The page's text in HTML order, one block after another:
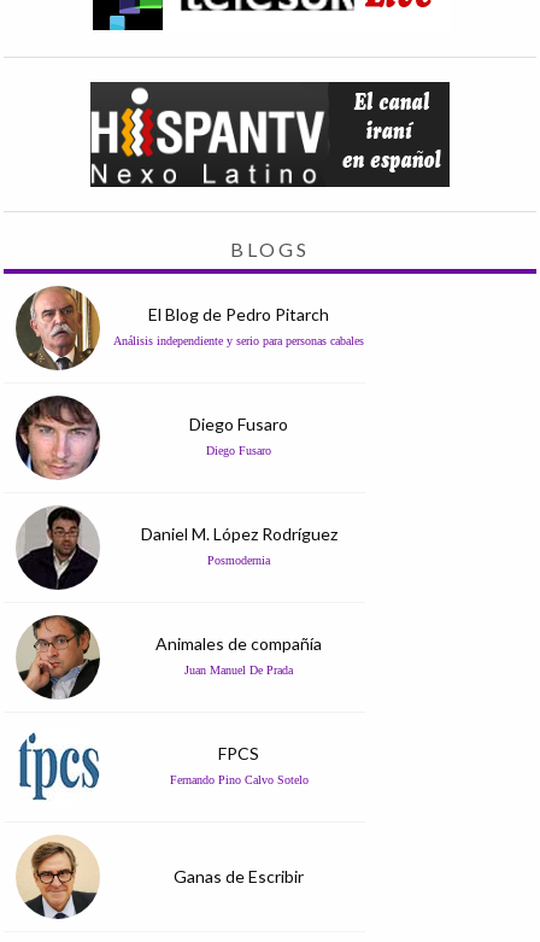
BLOGS
El Blog de Pedro Pitarch
Análisis independiente y serio para personas cabales
Diego Fusaro
Diego Fusaro
Daniel M. López Rodríguez
Posmodernia
Animales de compañía
Juan Manuel De Prada
FPCS
Fernando Pino Calvo Sotelo
Ganas de Escribir